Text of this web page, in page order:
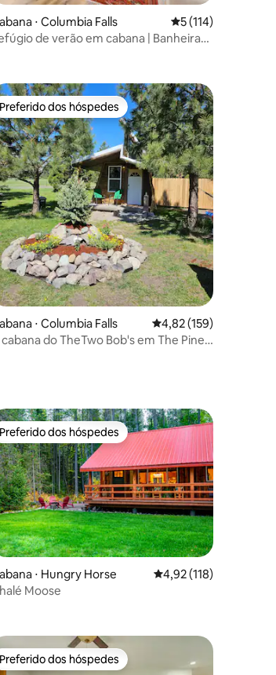
média de 5, 139 avaliações
⋅ Columbia Falls 5 de uma avaliação
5 (114)
de verão em cabana | Banheira
média de 5, 135 avaliações
Preferido dos hóspedes
Preferido dos hóspedes
⋅ Columbia Falls 4,82 de uma avaliação
4,82 (159)
do TheTwo Bob's em The Pines.
média de 5, 131 avaliações
Preferido dos hóspedes
Preferido dos hóspedes
⋅ Hungry Horse 4,92 de uma avaliação
4,92 (118)
Moose
Preferido dos hóspedes
Preferido dos hóspedes